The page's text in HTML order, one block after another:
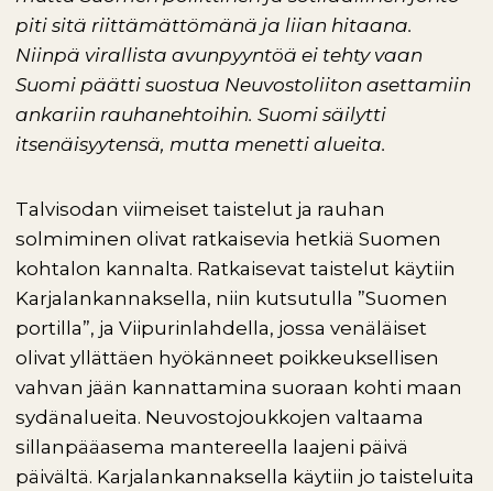
piti sitä riittämättömänä ja liian hitaana.
Niinpä virallista avunpyyntöä ei tehty vaan
Suomi päätti suostua Neuvostoliiton asettamiin
ankariin rauhanehtoihin. Suomi säilytti
itsenäisyytensä, mutta menetti alueita.
Talvisodan viimeiset taistelut ja rauhan
solmiminen olivat ratkaisevia hetkiä Suomen
kohtalon kannalta. Ratkaisevat taistelut käytiin
Karjalankannaksella, niin kutsutulla ”Suomen
portilla”, ja Viipurinlahdella, jossa venäläiset
olivat yllättäen hyökänneet poikkeuksellisen
vahvan jään kannattamina suoraan kohti maan
sydänalueita. Neuvostojoukkojen valtaama
sillanpääasema mantereella laajeni päivä
päivältä. Karjalankannaksella käytiin jo taisteluita